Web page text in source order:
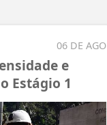
06 DE AGO
e
Estágio 1